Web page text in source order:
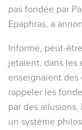
pas fondée par
Epaphras, a
Informé, peut-
jetaient, dans les
enseignaient des
rappeler les
par des allusions,
un système